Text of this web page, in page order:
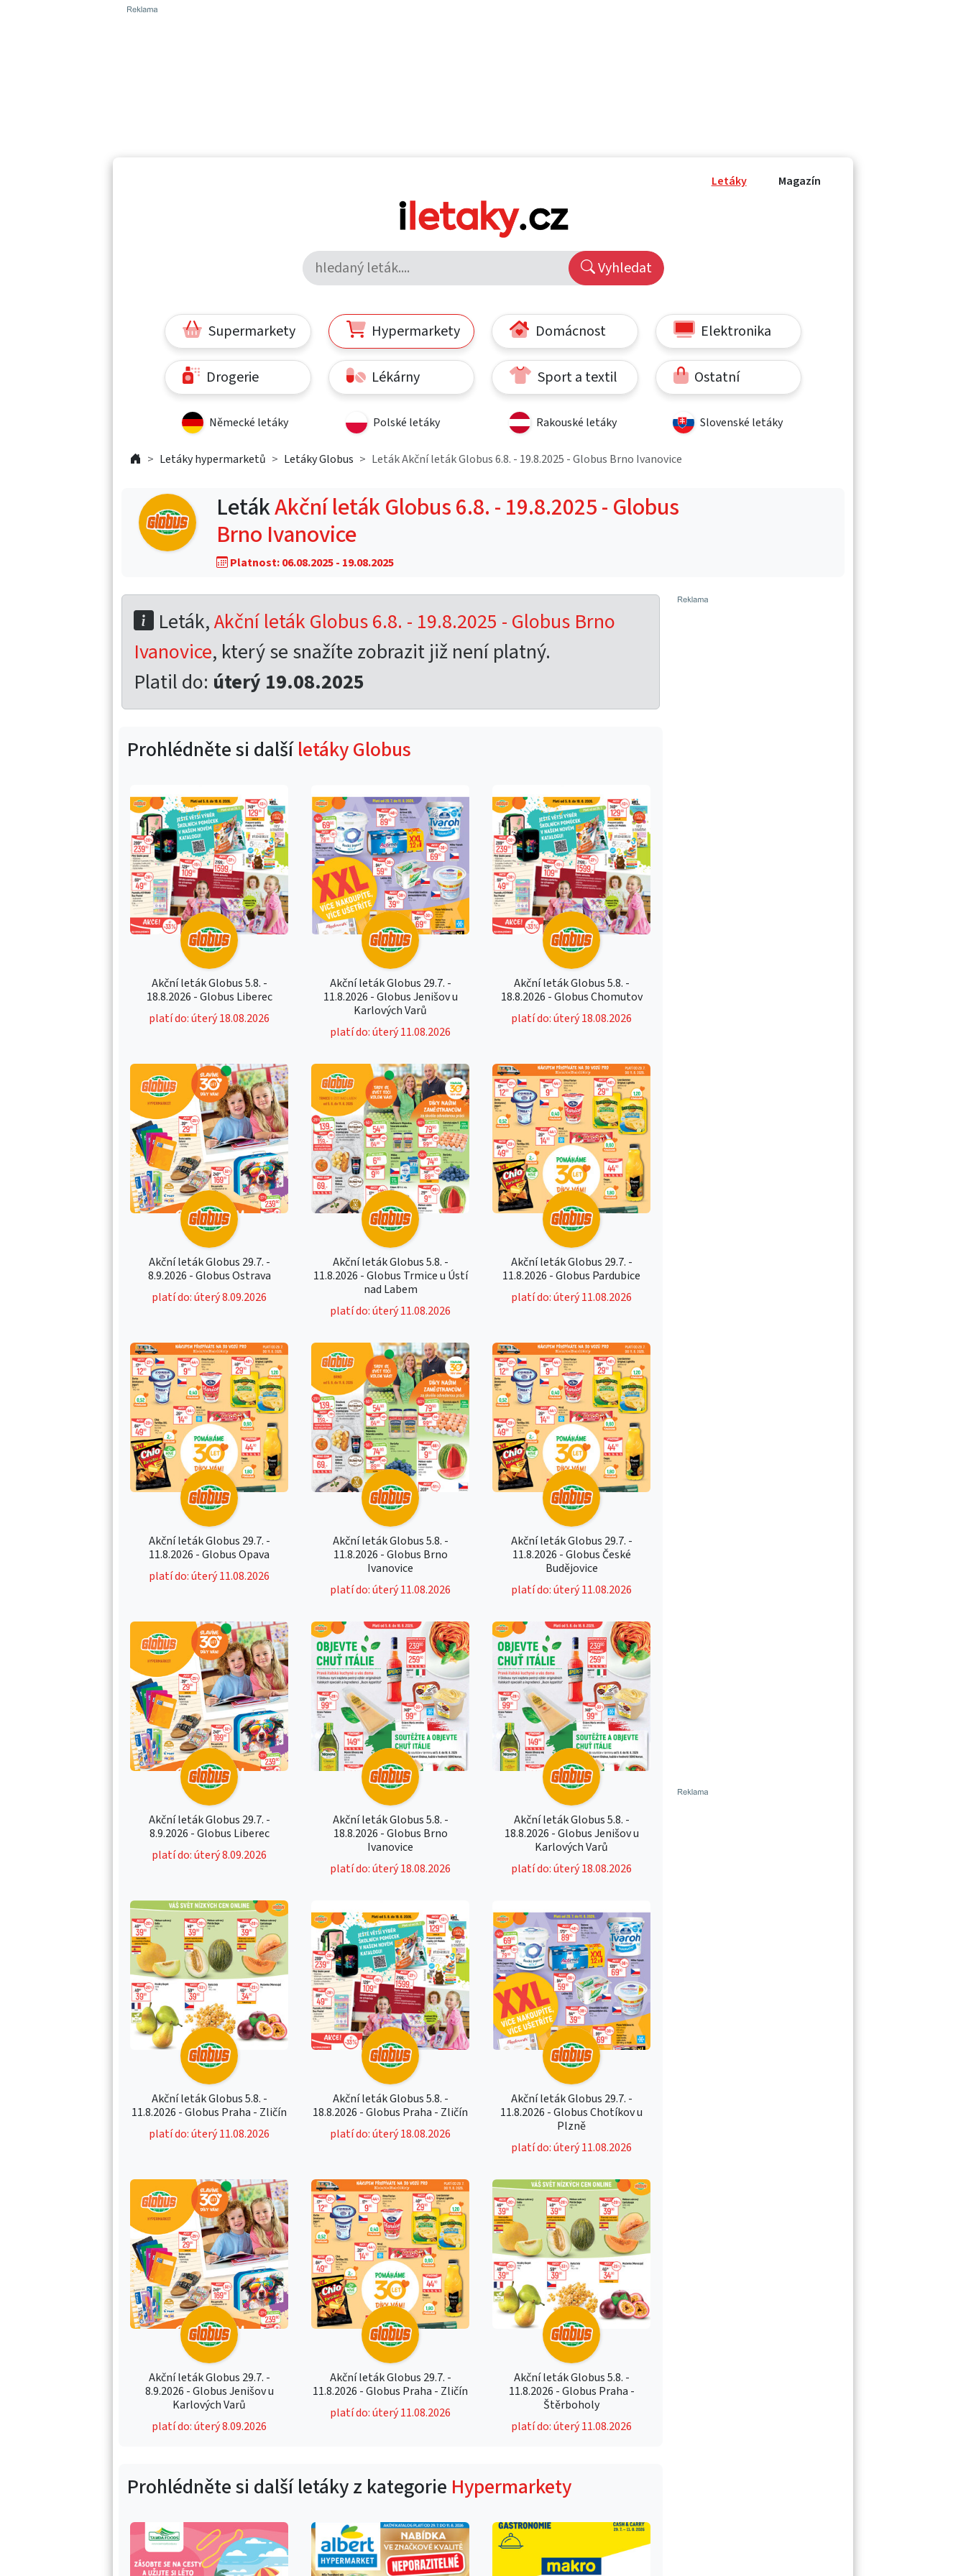
Letáky Magazín
Vyhledat
Supermarkety Hypermarkety Domácnost Elektronika
Drogerie Lékárny Sport a textil Ostatní
Německé letáky Polské letáky Rakouské letáky Slovenské letáky
Letáky hypermarketů Letáky Globus Leták Akční leták Globus 6.8. - 19.8.2025 - Globus Brno Ivanovice
LetákAkční leták Globus 6.8. - 19.8.2025 - Globus
Brno Ivanovice
Platnost: 06.08.2025 - 19.08.2025
Leták,Akční leták Globus 6.8. - 19.8.2025 - Globus Brno
Ivanovice, který se snažíte zobrazit již není platný.
Platil do: úterý 19.08.2025
Prohlédněte si dalšíletáky Globus
Akční leták Globus 5.8. -
18.8.2026 - Globus Liberec
platí do: úterý 18.08.2026
Akční leták Globus 29.7. -
11.8.2026 - Globus Jenišov u
Karlových Varů
platí do: úterý 11.08.2026
Akční leták Globus 5.8. -
18.8.2026 - Globus Chomutov
platí do: úterý 18.08.2026
Akční leták Globus 29.7. -
8.9.2026 - Globus Ostrava
platí do: úterý 8.09.2026
Akční leták Globus 5.8. -
11.8.2026 - Globus Trmice u Ústí
nad Labem
platí do: úterý 11.08.2026
Akční leták Globus 29.7. -
11.8.2026 - Globus Pardubice
platí do: úterý 11.08.2026
Akční leták Globus 29.7. -
11.8.2026 - Globus Opava
platí do: úterý 11.08.2026
Akční leták Globus 5.8. -
11.8.2026 - Globus Brno
Ivanovice
platí do: úterý 11.08.2026
Akční leták Globus 29.7. -
11.8.2026 - Globus České
Budějovice
platí do: úterý 11.08.2026
Akční leták Globus 29.7. -
8.9.2026 - Globus Liberec
platí do: úterý 8.09.2026
Akční leták Globus 5.8. -
18.8.2026 - Globus Brno
Ivanovice
platí do: úterý 18.08.2026
Akční leták Globus 5.8. -
18.8.2026 - Globus Jenišov u
Karlových Varů
platí do: úterý 18.08.2026
Akční leták Globus 5.8. -
11.8.2026 - Globus Praha - Zličín
platí do: úterý 11.08.2026
Akční leták Globus 5.8. -
18.8.2026 - Globus Praha - Zličín
platí do: úterý 18.08.2026
Akční leták Globus 29.7. -
11.8.2026 - Globus Chotíkov u
Plzně
platí do: úterý 11.08.2026
Akční leták Globus 29.7. -
8.9.2026 - Globus Jenišov u
Karlových Varů
platí do: úterý 8.09.2026
Akční leták Globus 29.7. -
11.8.2026 - Globus Praha - Zličín
platí do: úterý 11.08.2026
Akční leták Globus 5.8. -
11.8.2026 - Globus Praha -
Štěrboholy
platí do: úterý 11.08.2026
Prohlédněte si další letáky z kategorie Hypermarkety